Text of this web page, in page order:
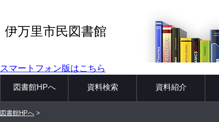
伊万里市民図書館
スマートフォン版はこちら
図書館HPへ 資料検索 資料紹介
図書館HPへ >